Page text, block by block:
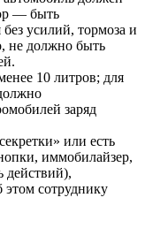
— быть
усилий, тормоза и
не должно быть
10 литров; для
заряд
или есть
иммобилайзер,
действий),
этом сотруднику